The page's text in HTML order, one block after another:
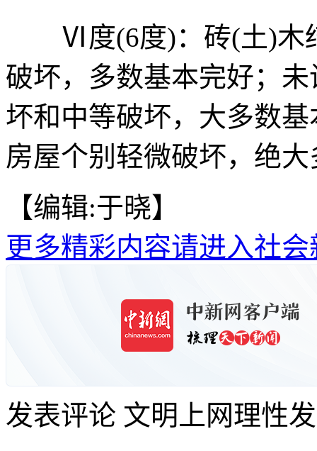
Ⅵ度(6度)：砖(土)木结
破坏，多数基本完好；
坏和中等破坏，大多数
房屋个别轻微破坏，绝
【编辑:于晓】
更多精彩内容请进入社会
发表评论 文明上网理性